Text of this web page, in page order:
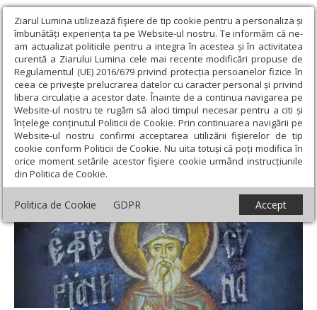
Ziarul Lumina utilizează fişiere de tip cookie pentru a personaliza și
îmbunătăți experiența ta pe Website-ul nostru. Te informăm că ne-
am actualizat politicile pentru a integra în acestea și în activitatea
curentă a Ziarului Lumina cele mai recente modificări propuse de
Regulamentul (UE) 2016/679 privind protecția persoanelor fizice în
ceea ce privește prelucrarea datelor cu caracter personal și privind
libera circulație a acestor date. Înainte de a continua navigarea pe
Website-ul nostru te rugăm să aloci timpul necesar pentru a citi și
înțelege conținutul Politicii de Cookie. Prin continuarea navigării pe
Website-ul nostru confirmi acceptarea utilizării fişierelor de tip
cookie conform Politicii de Cookie. Nu uita totuși că poți modifica în
orice moment setările acestor fişiere cookie urmând instrucțiunile
din Politica de Cookie.
Politica de Cookie GDPR Accept
Ziarul Lumina › Teologie și spiritualitate › Sinaxar
Sinaxar